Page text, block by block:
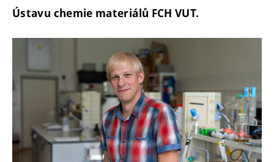
Ústavu chemie materiálů FCH VUT.